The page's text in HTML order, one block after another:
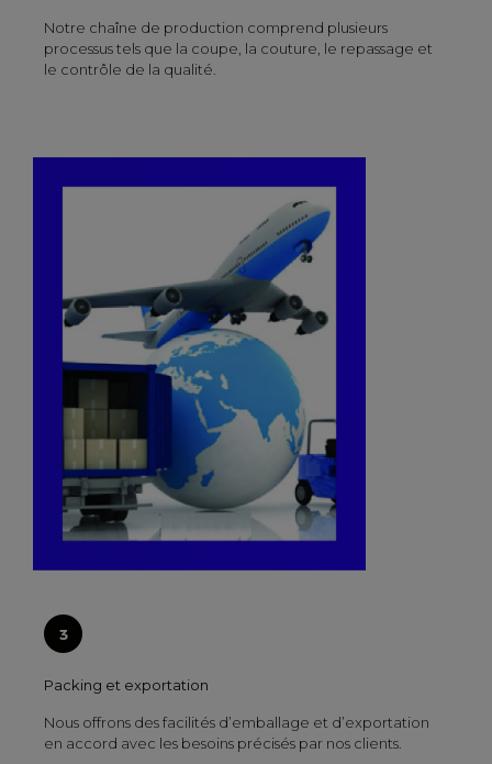
Notre chaîne de production comprend plusieurs
processus tels que la coupe, la couture, le repassage et
le contrôle de la qualité.
Packing et exportation
Nous offrons des facilités d’emballage et d’exportation
en accord avec les besoins précisés par nos clients.